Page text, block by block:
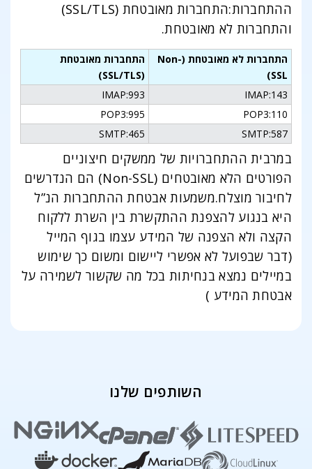
ההתחברות:התחברות מאובטחת (SSL/TLS)
והתחברות לא מאובטחת.
התחברות לא מאובטחת (Non-
SSL)
התחברות מאובטחת
(SSL/TLS)
IMAP:143
IMAP:993
POP3:110
POP3:995
SMTP:587
SMTP:465
במרבית ההתחברויות של ממשקים חיצוניים
הפורטים הלא מאובטחים (Non-SSL) הם הנדרשים
לחיבור מוצלח.משמעות אבטחת ההתחברות הנ”ל
היא בנגוע להצפנת ההתקשרת בין השרת ללקוח
הקצה ולא הצפנה של המידע עצמו בגוף המייל
(דבר שבפועל לא אפשרי ליישום ומשום כך שימוש
במיילים נמצא בנחיתות בכל מה שקשור לשמירה על
אבטחת המידע )
השותפים שלנו